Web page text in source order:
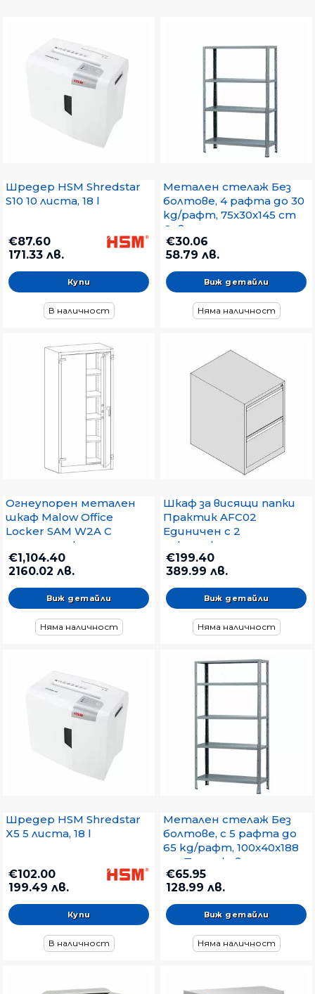
Категория
Шредери
Сейфове, Каси
Шкафове за архивиране
Архивиране на папки
Шредер HSM Shredstar
S10 10 листа, 18 l
€87.60
171.33 лв.
В наличност
Метален стелаж Без
болтове, 4 рафта до 30
kg/рафт, 75х30х145 cm
Сив
€30.06
58.79 лв.
Виж детайли
Няма наличност
Огнеупорен метален
шкаф Malow Office
Locker SAM W2A С
четири рафта,
95x55x195 cm
€1,104.40
2160.02 лв.
Виж детайли
Няма наличност
Шкаф за висящи папки
Практик AFC02
Единичен с 2
чекмеджета,
46.6x63.1x71 cm, Сив
€199.40
389.99 лв.
Виж детайли
Няма наличност
Шредер HSM Shredstar
X5 5 листа, 18 l
€102.00
199.49 лв.
В наличност
Метален стелаж Без
болтове, с 5 рафта до
65 kg/рафт, 100х40x188
cm Поцинкован
€65.95
128.99 лв.
Виж детайли
Няма наличност